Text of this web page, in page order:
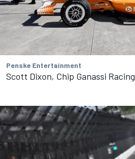
Penske Entertainment
Scott Dixon, Chip Ganassi Racing